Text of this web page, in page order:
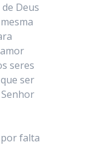
Deus
seres
ser
falta